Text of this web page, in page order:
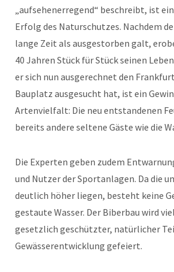
„aufsehenerregend“ beschreibt, ist
Erfolg des Naturschutzes. Nachdem
lange Zeit als ausgestorben galt,
40 Jahren Stück für Stück seinen
er sich nun ausgerechnet den
Bauplatz ausgesucht hat, ist ein
Artenvielfalt: Die neu entstandenen
bereits andere seltene Gäste wie die
Die Experten geben zudem
und Nutzer der Sportanlagen. Da die
deutlich höher liegen, besteht keine
gestaute Wasser. Der Biberbau wird
gesetzlich geschützter, natürlicher
Gewässerentwicklung gefeiert.